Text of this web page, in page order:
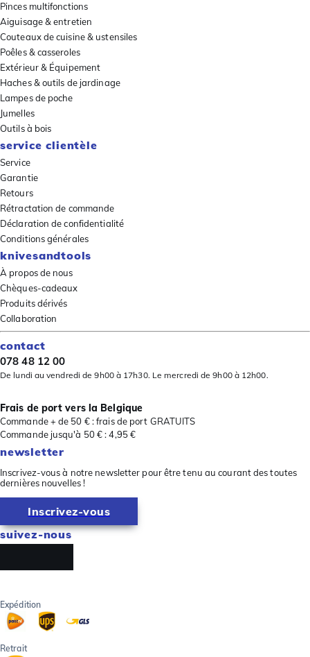
Pinces multifonctions
Aiguisage & entretien
Couteaux de cuisine & ustensiles
Poêles & casseroles
Extérieur & Équipement
Haches & outils de jardinage
Lampes de poche
Jumelles
Outils à bois
service clientèle
Service
Garantie
Retours
Rétractation de commande
Déclaration de confidentialité
Conditions générales
knivesandtools
À propos de nous
Chèques-cadeaux
Produits dérivés
Collaboration
contact
078 48 12 00
De lundi au vendredi de 9h00 à 17h30. Le mercredi de 9h00 à 12h00.
Frais de port vers la Belgique
Commande + de 50 € : frais de port GRATUITS
Commande jusqu'à 50 € : 4,95 €
newsletter
Inscrivez-vous à notre newsletter pour être tenu au courant des toutes
dernières nouvelles !
Inscrivez-vous
suivez-nous
Expédition
Retrait